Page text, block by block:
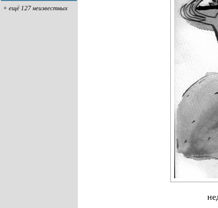
+ ещё 127 неизвестных